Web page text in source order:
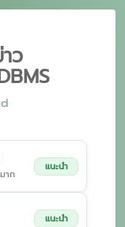
ว
าก
แนะนำ
แนะนำ